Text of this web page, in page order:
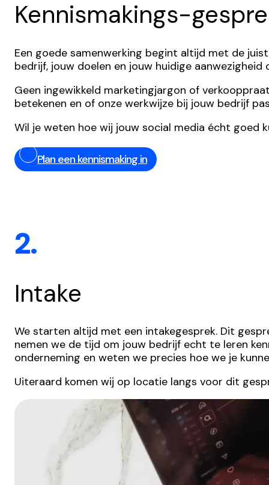
Kennismakings-
Een goede samenwerking begint altijd met de
bedrijf, jouw doelen en jouw huidige
Geen ingewikkeld marketingjargon of
betekenen en of onze werkwijze bij jouw bedrijf
Wil je weten hoe wij jouw social media écht goed
Plan een kennismaking in
2.
Intake
We starten altijd met een intakegesprek. Dit
nemen we de tijd om jouw bedrijf echt te leren
onderneming en weten we precies hoe we je
Uiteraard komen wij op locatie langs voor dit